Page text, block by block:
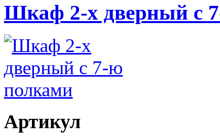
Шкаф 2-х дверный с
Артикул